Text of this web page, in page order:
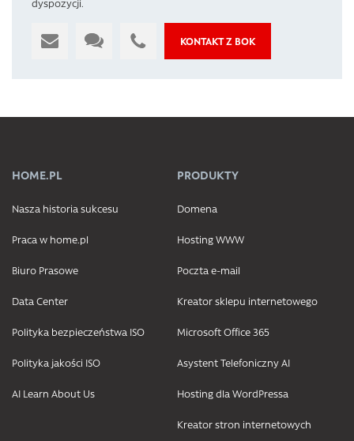
dyspozycji.
KONTAKT Z BOK
HOME.PL
Nasza historia sukcesu
Praca w home.pl
Biuro Prasowe
Data Center
Polityka bezpieczeństwa ISO
Polityka jakości ISO
AI Learn About Us
PRODUKTY
Domena
Hosting WWW
Poczta e-mail
Kreator sklepu internetowego
Microsoft Office 365
Asystent Telefoniczny AI
Hosting dla WordPressa
Kreator stron internetowych